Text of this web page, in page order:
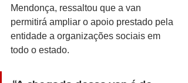
Mendonça, ressaltou que a van
permitirá ampliar o apoio prestado pela
entidade a organizações sociais em
todo o estado.